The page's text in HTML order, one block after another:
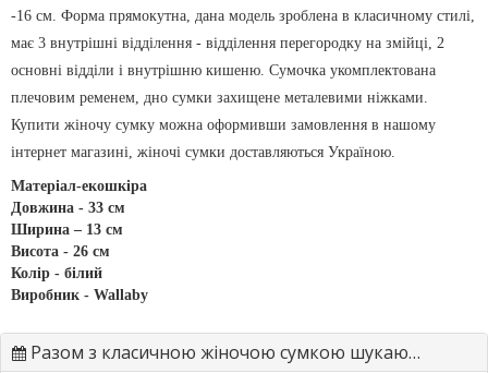
-16 см. Форма прямокутна, дана модель зроблена в класичному стилі,
має 3 внутрішні відділення - відділення перегородку на змійці, 2
основні відділи і внутрішню кишеню. Сумочка укомплектована
плечовим ременем, дно сумки захищене металевими ніжками.
Купити жіночу сумку можна оформивши замовлення в нашому
інтернет магазині, жіночі сумки доставляються Україною.
Матеріал-екошкіра
Довжина - 33 см
Ширина – 13 см
Висота - 26 см
Колір - білий
Виробник - Wallaby
Разом з класичною жіночою сумкою шукають